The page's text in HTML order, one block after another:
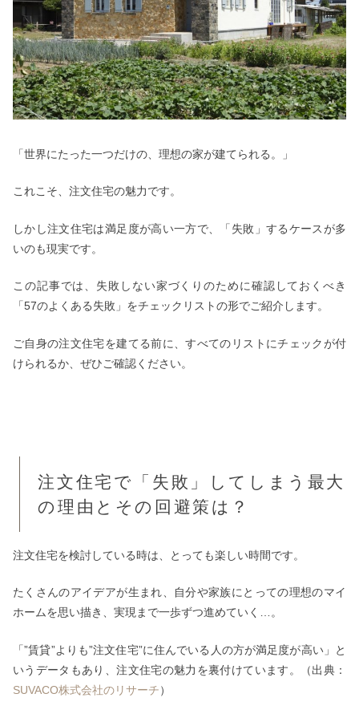
「世界にたった一つだけの、理想の家が建てられる。」
これこそ、注文住宅の魅力です。
しかし注文住宅は満足度が高い一方で、「失敗」するケースが多
いのも現実です。
この記事では、失敗しない家づくりのために確認しておくべき
「57のよくある失敗」をチェックリストの形でご紹介します。
ご自身の注文住宅を建てる前に、すべてのリストにチェックが付
けられるか、ぜひご確認ください。
注文住宅で「失敗」してしまう最大
の理由とその回避策は？
注文住宅を検討している時は、とっても楽しい時間です。
たくさんのアイデアが生まれ、自分や家族にとっての理想のマイ
ホームを思い描き、実現まで一歩ずつ進めていく…。
「”賃貸”よりも”注文住宅”に住んでいる人の方が満足度が高い」と
いうデータもあり、注文住宅の魅力を裏付けています。（出典：
SUVACO株式会社のリサーチ）